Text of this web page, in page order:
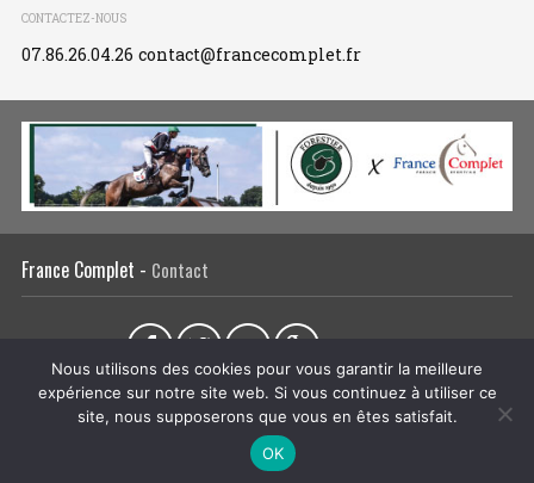
CONTACTEZ-NOUS
07.86.26.04.26 contact@francecomplet.fr
France Complet - Contact
L’association Actualités Tous les évènements
Liens utiles
Régie publicitaire Plan du site Mentions légales
Nous utilisons des cookies pour vous garantir la meilleure
expérience sur notre site web. Si vous continuez à utiliser ce
site, nous supposerons que vous en êtes satisfait.
OK